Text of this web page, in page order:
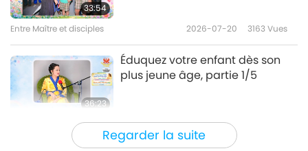
Regarder la suite
33:54
Entre Maître et disciples 2026-07-20 3163Vues
36:23
Éduquez votre enfant dès son
plus jeune âge, partie 1/5
Entre Maître et disciples 2026-07-15